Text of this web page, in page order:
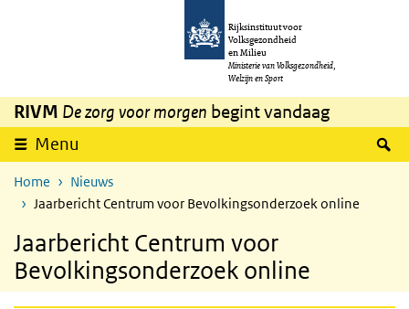
Overslaan en naar de inhoud gaan
Rijksinstituut voor
Volksgezondheid
en Milieu
Ministerie van Volksgezondheid,
Welzijn en Sport
RIVM De zorg voor morgen begint vandaag
Menu
Home
Nieuws
Jaarbericht Centrum voor Bevolkingsonderzoek online
Jaarbericht Centrum voor
Bevolkingsonderzoek online